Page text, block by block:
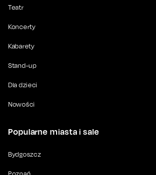
Teatr
Koncerty
Kabarety
Stand-up
Dla dzieci
Nowości
Popularne miasta i sale
Bydgoszcz